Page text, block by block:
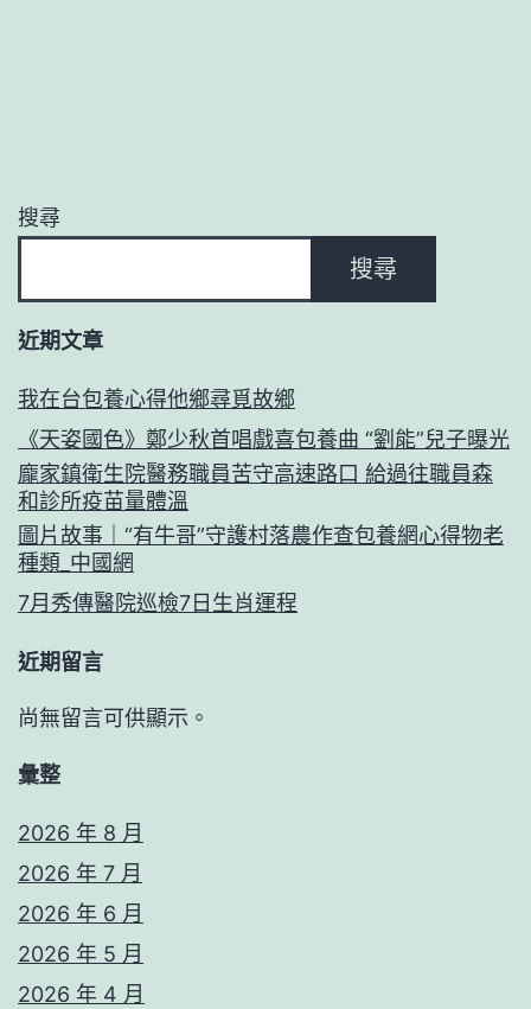
搜尋
搜尋
近期文章
我在台包養心得他鄉尋覓故鄉
《天姿國色》鄭少秋首唱戲喜包養曲 “劉能”兒子曝光
龐家鎮衛生院醫務職員苦守高速路口 給過往職員森
和診所疫苗量體溫
圖片故事｜“有牛哥”守護村落農作查包養網心得物老
種類_中國網
7月秀傳醫院巡檢7日生肖運程
近期留言
尚無留言可供顯示。
彙整
2026 年 8 月
2026 年 7 月
2026 年 6 月
2026 年 5 月
2026 年 4 月